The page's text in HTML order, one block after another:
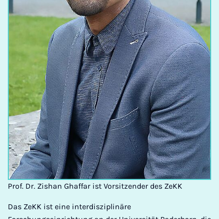
Prof. Dr. Zishan Ghaffar ist Vorsitzender des ZeKK
Das ZeKK ist eine interdisziplinäre